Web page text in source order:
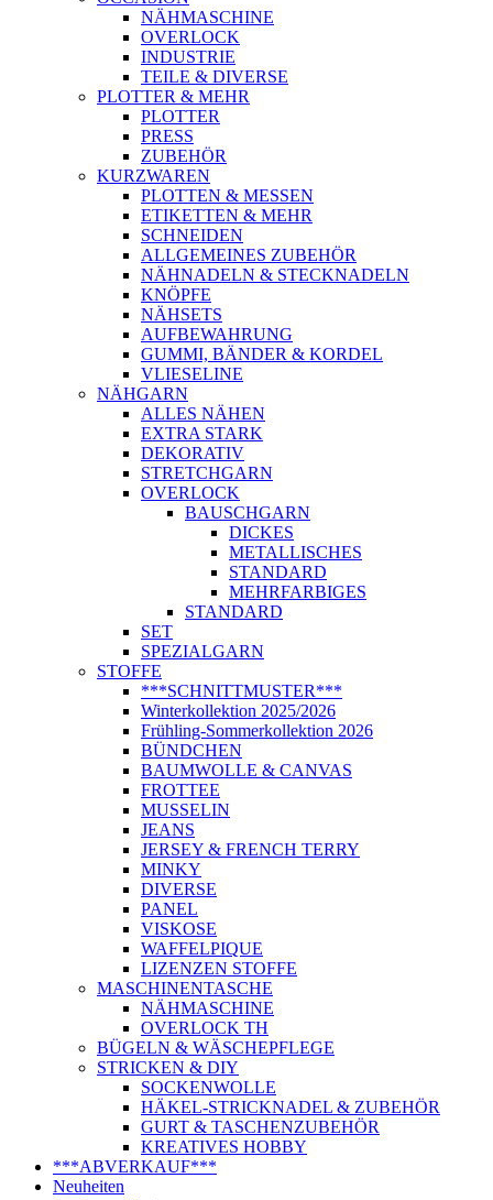
NÄHMASCHINE
OVERLOCK
INDUSTRIE
TEILE & DIVERSE
PLOTTER & MEHR
PLOTTER
PRESS
ZUBEHÖR
KURZWAREN
PLOTTEN & MESSEN
ETIKETTEN & MEHR
SCHNEIDEN
ALLGEMEINES ZUBEHÖR
NÄHNADELN & STECKNADELN
KNÖPFE
NÄHSETS
AUFBEWAHRUNG
GUMMI, BÄNDER & KORDEL
VLIESELINE
NÄHGARN
ALLES NÄHEN
EXTRA STARK
DEKORATIV
STRETCHGARN
OVERLOCK
BAUSCHGARN
DICKES
METALLISCHES
STANDARD
MEHRFARBIGES
STANDARD
SET
SPEZIALGARN
STOFFE
***SCHNITTMUSTER***
Winterkollektion 2025/2026
Frühling-Sommerkollektion 2026
BÜNDCHEN
BAUMWOLLE & CANVAS
FROTTEE
MUSSELIN
JEANS
JERSEY & FRENCH TERRY
MINKY
DIVERSE
PANEL
VISKOSE
WAFFELPIQUE
LIZENZEN STOFFE
MASCHINENTASCHE
NÄHMASCHINE
OVERLOCK TH
BÜGELN & WÄSCHEPFLEGE
STRICKEN & DIY
SOCKENWOLLE
HÄKEL-STRICKNADEL & ZUBEHÖR
GURT & TASCHENZUBEHÖR
KREATIVES HOBBY
***ABVERKAUF***
Neuheiten